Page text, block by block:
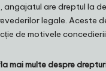
angajatul are dreptul la
legale. Aceste
de motivele
mai multe despre